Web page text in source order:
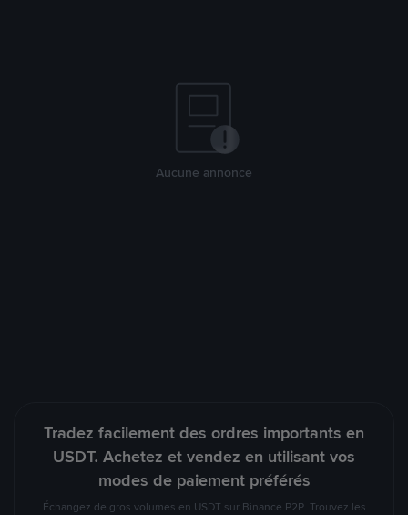
Aucune annonce
Tradez facilement des ordres importants en
USDT. Achetez et vendez en utilisant vos
modes de paiement préférés
Échangez de gros volumes en USDT sur Binance P2P. Trouvez les